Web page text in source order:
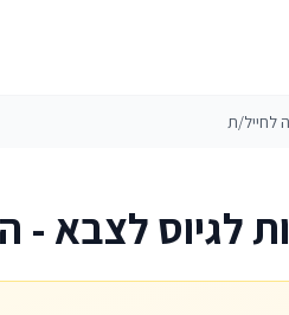
לחייל/ת
לגיוס לצבא -